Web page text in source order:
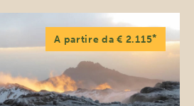
A partire da € 2.115*